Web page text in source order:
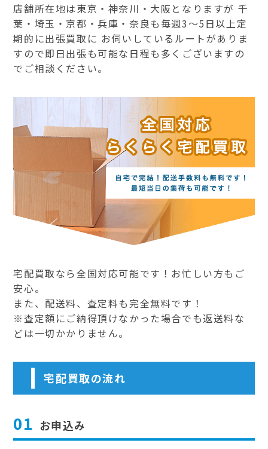
店舗所在地は東京・神奈川・大阪となりますが 千
葉・埼玉・京都・兵庫・奈良も毎週3～5日以上定
期的に出張買取に お伺いしているルートがありま
すので即日出張も可能な日程も多くございますの
でご相談ください。
宅配買取なら全国対応可能です！お忙しい方もご
安心。
また、配送料、査定料も完全無料です！
※査定額にご納得頂けなかった場合でも返送料な
どは一切かかりません。
宅配買取の流れ
01 お申込み